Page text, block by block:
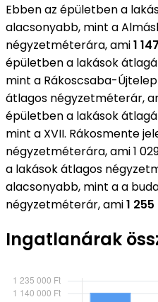
Ebben az épületben a
alacsonyabb, mint a
négyzetméterára, ami1
épületben a lakások
mint a Rákoscsaba-
átlagos négyzetméterár,
épületben a lakások
mint a XVII. Rákosmente
négyzetméterára, ami 1
a lakások átlagos
alacsonyabb, mint a a
négyzetméterár, ami1
Ingatlanárak